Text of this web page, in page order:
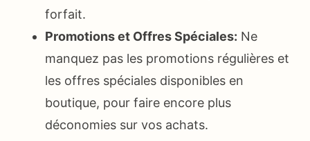
forfait.
Promotions et Offres Spéciales: Ne
manquez pas les promotions régulières et
les offres spéciales disponibles en
boutique, pour faire encore plus
déconomies sur vos achats.